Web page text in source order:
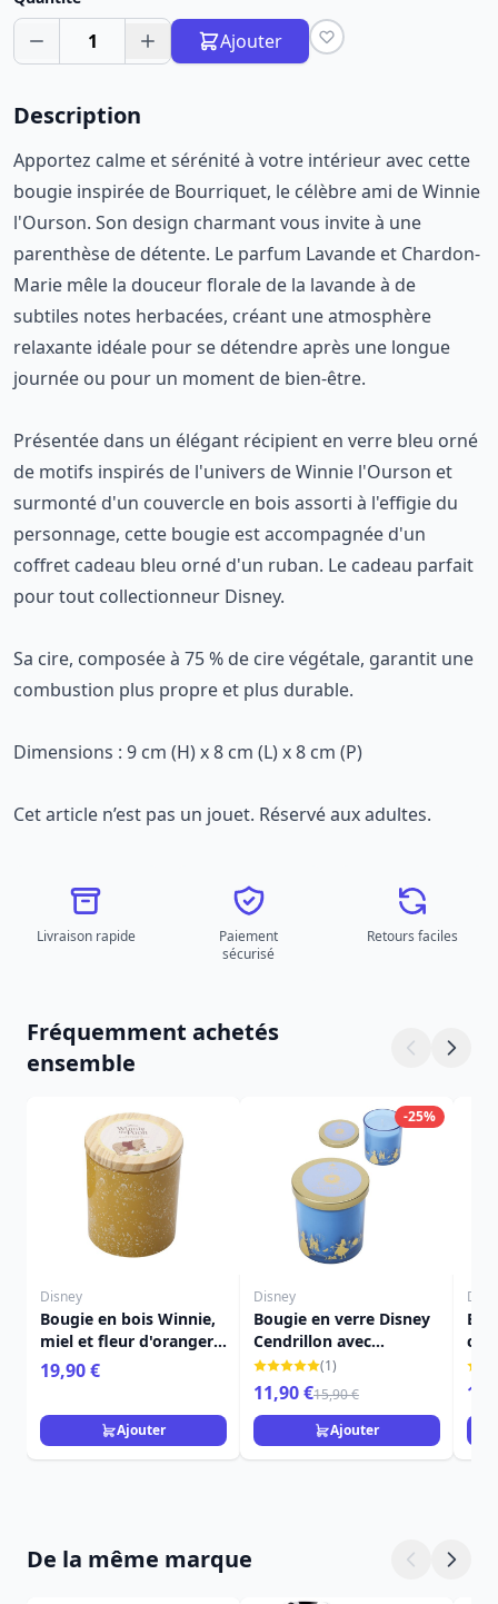
1 Ajouter
Description
Apportez calme et sérénité à votre intérieur avec cette
bougie inspirée de Bourriquet, le célèbre ami de Winnie
l'Ourson. Son design charmant vous invite à une
parenthèse de détente. Le parfum Lavande et Chardon-
Marie mêle la douceur florale de la lavande à de
subtiles notes herbacées, créant une atmosphère
relaxante idéale pour se détendre après une longue
journée ou pour un moment de bien-être.
Présentée dans un élégant récipient en verre bleu orné
de motifs inspirés de l'univers de Winnie l'Ourson et
surmonté d'un couvercle en bois assorti à l'effigie du
personnage, cette bougie est accompagnée d'un
coffret cadeau bleu orné d'un ruban. Le cadeau parfait
pour tout collectionneur Disney.
Sa cire, composée à 75 % de cire végétale, garantit une
combustion plus propre et plus durable.
Dimensions : 9 cm (H) x 8 cm (L) x 8 cm (P)
Cet article n’est pas un jouet. Réservé aux adultes.
Livraison rapide
Paiement
sécurisé
Retours faciles
Fréquemment achetés
ensemble
Disney
Bougie en bois Winnie,
miel et fleur d'oranger -
Disney Winnie l'Ourson
19,90 €
Ajouter
-25%
Disney
Bougie en verre Disney
Cendrillon avec
couvercle, gardénia et
citrouille
(1)
11,90 €15,90 €
Ajouter
De la même marque